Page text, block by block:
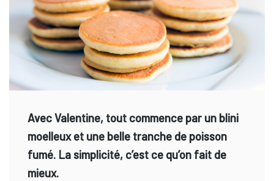
Avec Valentine, tout commence par un blini
moelleux et une belle tranche de poisson
fumé. La simplicité, c’est ce qu’on fait de
mieux.